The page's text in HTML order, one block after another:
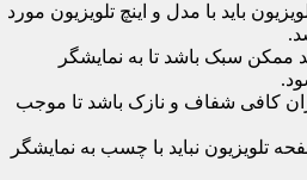
باید با مدل و اینچ تلویزیون مورد
ممکن سبک باشد تا به نمایشگر
کافی شفاف و نازک باشد تا موجب
تلویزیون نباید با چسب به نمایشگر